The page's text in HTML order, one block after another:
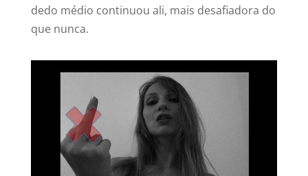
dedo médio continuou ali, mais desafiadora do
que nunca.